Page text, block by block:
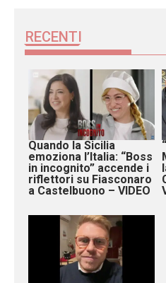
RECENTI
Quando la Sicilia
emoziona l’Italia: “Boss
in incognito” accende i
riflettori su Fiasconaro
a Castelbuono – VIDEO